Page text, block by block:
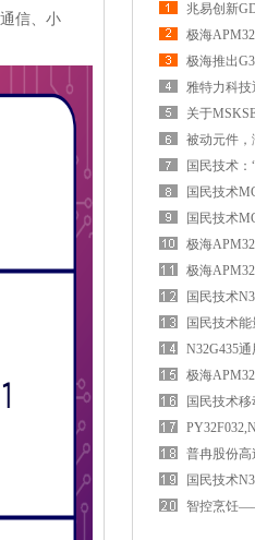
信、小
兆易创新
极海
MCU
极海推出
通用MCU
雅特力科技
全ASIL D
关于
被动元件，
国民技术
具身智能注
国民技术
富选择
国民技术
车“芯”时代
极海
极海
国民技术
应用优势
国民技术
BMS控制板
N32G435
（FOC）
极海
端PLC
国民技术
制MCU资
普冉股份
性能升级
国民技术
企
智控烹饪